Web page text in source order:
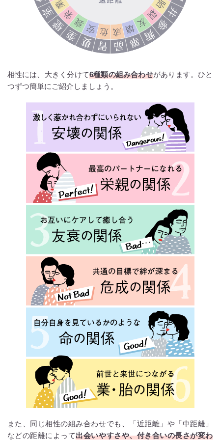
相性には、大きく分けて6種類の組み合わせがあります。ひと
つずつ簡単にご紹介しましょう。
また、同じ相性の組み合わせでも、「近距離」や「中距離」
などの距離によって出会いやすさや、付き合いの長さが変わ